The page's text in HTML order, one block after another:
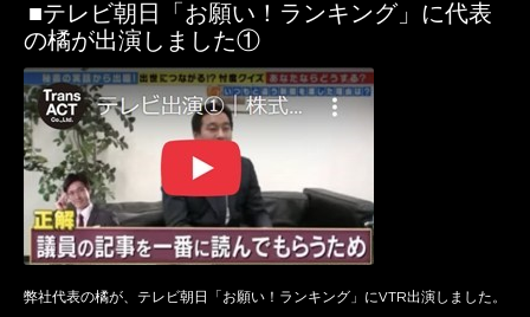
■テレビ朝日「お願い！ランキング」に代表
の橘が出演しました①
弊社代表の橘が、テレビ朝日「お願い！ランキング」にVTR出演しました。